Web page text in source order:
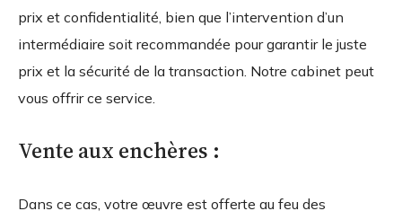
prix et confidentialité, bien que l’intervention d’un
intermédiaire soit recommandée pour garantir le juste
prix et la sécurité de la transaction. Notre cabinet peut
vous offrir ce service.
Vente aux enchères :
Dans ce cas, votre œuvre est offerte au feu des